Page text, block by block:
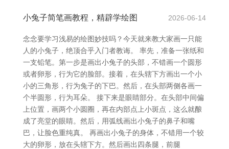
小兔子简笔画教程，精辟学绘图 2026-06-14
念念要学习浅易的绘图妙技吗？今天就来教大家画一只能
人的小兔子，绝顶合乎入门者教诲。 率先，准备一张纸和
一支铅笔。第一步是画出小兔子的头部，不错画一个圆形
或者卵形，行为它的脸部。接着，在头辖下方画出一个小
小的三角形，行为兔子的下巴。然后，在头部两侧各画一
个半圆形，行为耳朵。 接下来是眼睛部分。在头部中间偏
上位置，画两个小圆圈，再在内部点上小斑点，这么就酿
成了亮堂的眼睛。然后，用弧线画出小兔子的鼻子和嘴
巴，让脸色重纯真。 再画出小兔子的身体，不错用一个较
大的卵形，放在头辖下方。然后画出四条腿，前腿